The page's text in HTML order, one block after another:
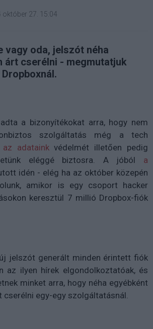
október 27. 15:04
vagy oda, jelszót néha
árt cserélni - megmutatjuk
a bizonyítékokat arra, hogy nem
szolgáltatás még a tech
az adatainkvédelmét illetően pedig
eléggé biztosra. A jóból a
idén - elég ha az október közepén
amikor is egy csoport hacker
keresztül 7 millió Dropbox-fiók
jelszót generált minden érintett fiók
az ilyen hírek elgondolkoztatóak, és
minket arra, hogy néha egyébként
egy-egy szolgáltatásnál.